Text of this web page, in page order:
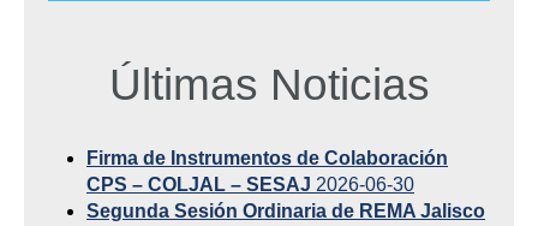
Últimas Noticias
Firma de Instrumentos de Colaboración
CPS – COLJAL – SESAJ 2026-06-30
Segunda Sesión Ordinaria de REMA Jalisco